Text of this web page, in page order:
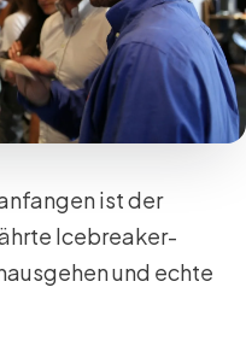
ist der
Icebreaker-
und echte